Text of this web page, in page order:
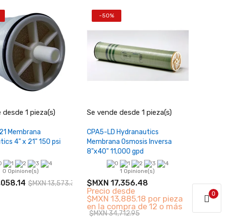
0
desde 1 pieza(s)
− +
Añadir al carrito
Membrana
4" x 21" 150 psi
0 Opinione(s)
$MXN 13,573.34
-50%
Se vende desde 1 pieza(s)
− +
Añadir al carrito
CPA5-LD Hydranautics
Membrana Osmosis Inversa
8"x40" 11,000 gpd
1 Opinione(s)
$MXN 17,356.48
Precio desde
$MXN 13,885.18 por pieza
en la compra de 12 o más
$MXN 34,712.95